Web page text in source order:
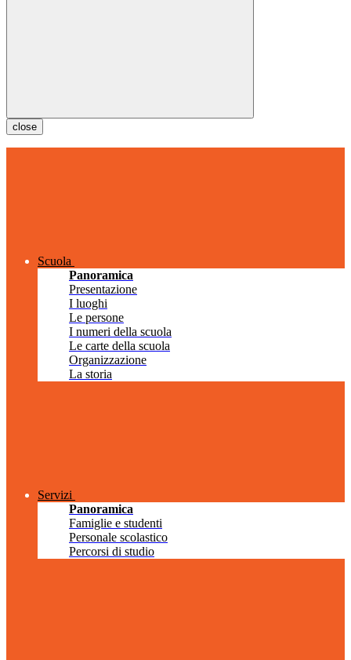
close
Scuola
Panoramica
Presentazione
I luoghi
Le persone
I numeri della scuola
Le carte della scuola
Organizzazione
La storia
Servizi
Panoramica
Famiglie e studenti
Personale scolastico
Percorsi di studio